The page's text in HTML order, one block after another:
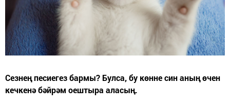
Сезнең песиегез бармы? Булса, бу көнне син аның өчен
кечкенә бәйрәм оештыра аласың.